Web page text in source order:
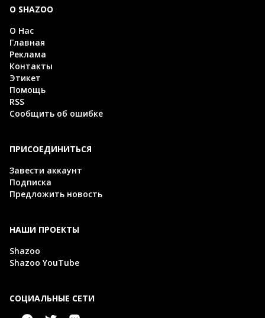
О SHAZOO
О Нас
Главная
Реклама
Контакты
Этикет
Помощь
RSS
Сообщить об ошибке
ПРИСОЕДИНИТЬСЯ
Завести аккаунт
Подписка
Предложить новость
НАШИ ПРОЕКТЫ
Shazoo
Shazoo YouTube
СОЦИАЛЬНЫЕ СЕТИ